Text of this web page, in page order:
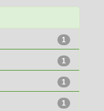
1
1
1
1